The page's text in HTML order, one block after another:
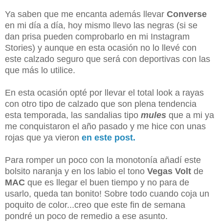
Ya saben que me encanta además llevar Converse
en mi día a día, hoy mismo llevo las negras (si se
dan prisa pueden comprobarlo en mi Instagram
Stories) y aunque en esta ocasión no lo llevé con
este calzado seguro que será con deportivas con las
que más lo utilice.
En esta ocasión opté por llevar el total look a rayas
con otro tipo de calzado que son plena tendencia
esta temporada, las sandalias tipo mules que a mi ya
me conquistaron el año pasado y me hice con unas
rojas que ya vieron en este post.
Para romper un poco con la monotonía añadí este
bolsito naranja y en los labio el tono Vegas Volt de
MAC que es llegar el buen tiempo y no para de
usarlo, queda tan bonito! Sobre todo cuando coja un
poquito de color...creo que este fin de semana
pondré un poco de remedio a ese asunto.